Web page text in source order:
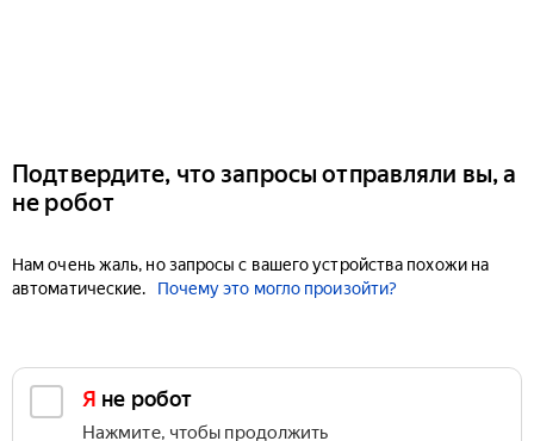
Подтвердите, что запросы отправляли вы, а
не робот
Нам очень жаль, но запросы с вашего устройства похожи на
автоматические.
Почему это могло произойти?
Я не робот
Нажмите, чтобы продолжить